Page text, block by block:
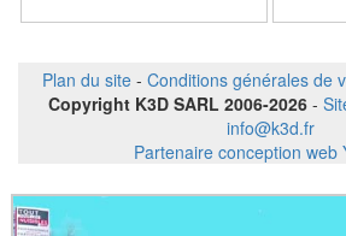
Plan du site - Conditions générales de
Copyright K3D SARL 2006-2026 -
info@k3d.fr
Partenaire conception web